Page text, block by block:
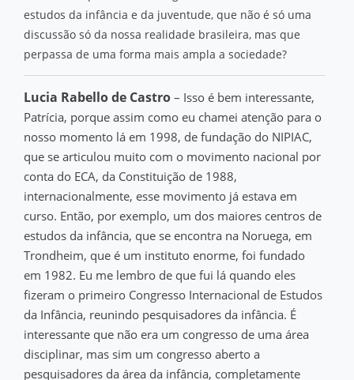
estudos da infância e da juventude, que não é só uma
discussão só da nossa realidade brasileira, mas que
perpassa de uma forma mais ampla a sociedade?
Lucia Rabello de Castro – Isso é bem interessante,
Patrícia, porque assim como eu chamei atenção para o
nosso momento lá em 1998, de fundação do NIPIAC,
que se articulou muito com o movimento nacional por
conta do ECA, da Constituição de 1988,
internacionalmente, esse movimento já estava em
curso. Então, por exemplo, um dos maiores centros de
estudos da infância, que se encontra na Noruega, em
Trondheim, que é um instituto enorme, foi fundado
em 1982. Eu me lembro de que fui lá quando eles
fizeram o primeiro Congresso Internacional de Estudos
da Infância, reunindo pesquisadores da infância. É
interessante que não era um congresso de uma área
disciplinar, mas sim um congresso aberto a
pesquisadores da área da infância, completamente